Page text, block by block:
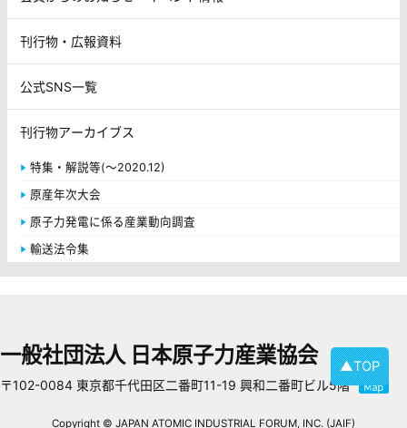
刊行物・広報資料
公式SNS一覧
刊行物アーカイブス
特集・解説等(～2020.12)
原産年次大会
原子力発電に係る産業動向調査
輸送法令集
▲TOP
一般社団法人 日本原子力産業協会
〒102-0084 東京都千代田区二番町11-19 興和二番町ビル5階
Copyright © JAPAN ATOMIC INDUSTRIAL FORUM, INC. (JAIF)